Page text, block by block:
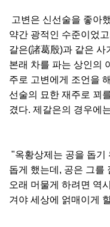
고변은 신선술을 좋아
약간 광적인 수준이었
갈은(諸葛殷)과 같은 사
본래 차를 파는 상인의
주로 고변에게 조언을
선술의 묘한 재주로 꾀
겼다. 제갈은의 경우에
"옥황상제는 공을 돕기
돕게 했는데, 공은 그를
오래 머물게 하려면 역
겨야 세상에 얽매이게